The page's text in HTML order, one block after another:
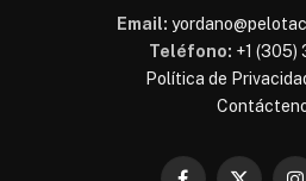
Email:
Teléfono: +1
Política de